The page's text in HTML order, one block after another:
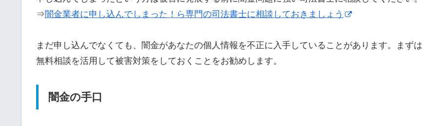
⇒闇金業者に申し込んでしまった！ら専門の司法書士に相談しておきましょう
まだ申し込んでなくても、闇金があなたの個人情報を不正に入手していることがあります。まずは
無料相談を活用して被害対策をしておくことをお勧めします。
闇金の手口